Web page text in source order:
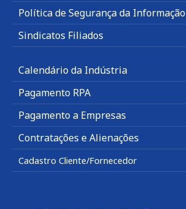
Política de Segurança da Informação
Sindicatos Filiados
Calendário da Indústria
Pagamento RPA
Pagamento a Empresas
Contratações e Alienações
Cadastro Cliente/Fornecedor